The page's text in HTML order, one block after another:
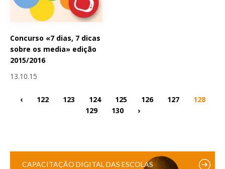
Concurso «7 dias, 7 dicas
sobre os media» edição
2015/2016
13.10.15
‹ 122 123 124 125 126 127
128
129
130 ›
CAPACITAÇÃO DIGITAL DAS ESCOLAS